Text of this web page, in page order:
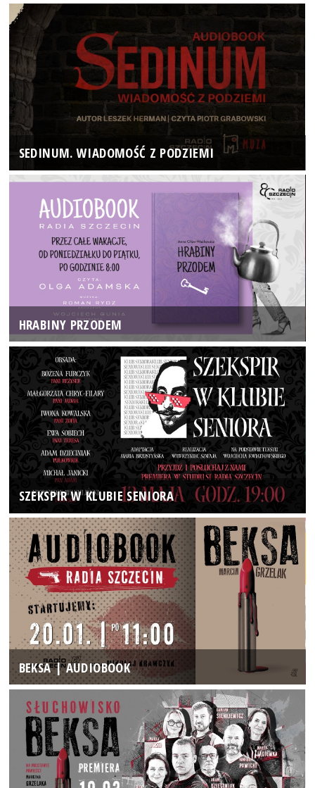
SEDINUM. WIADOMOŚĆ Z PODZIEMI
HRABINY PRZODEM
SZEKSPIR W KLUBIE SENIORA
BEKSA | AUDIOBOOK